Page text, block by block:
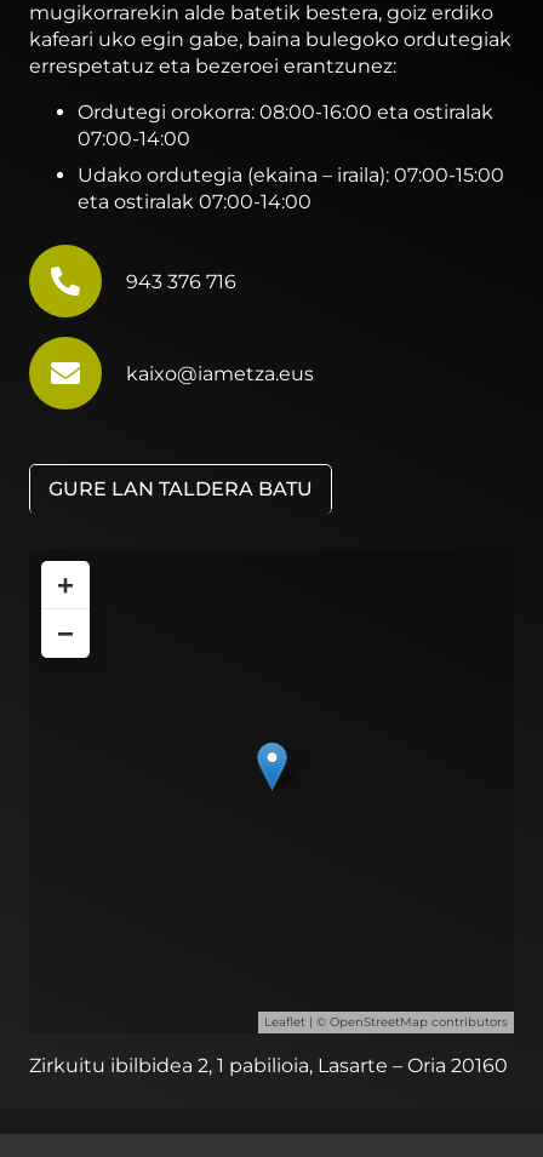
mugikorrarekin alde batetik bestera, goiz erdiko
kafeari uko egin gabe, baina bulegoko ordutegiak
errespetatuz eta bezeroei erantzunez:
Ordutegi orokorra: 08:00-16:00 eta ostiralak
07:00-14:00
Udako ordutegia (ekaina – iraila): 07:00-15:00
eta ostiralak 07:00-14:00
943 376 716
kaixo@iametza.eus
GURE LAN TALDERA BATU
+
−
Leaflet | © OpenStreetMap contributors
Zirkuitu ibilbidea 2, 1 pabilioia, Lasarte – Oria 20160